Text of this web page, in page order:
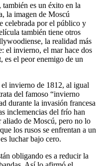
es un éxito en la
la imagen de Moscú
celebrada por el público y
también tiene otros
la realidad más
el invierno, el mar hace dos
es el peor enemigo de un
invierno de 1812, al igual
del famoso “invierno
durante la invasión francesa
inclemencias del frío han
aliado de Moscú, pero no lo
los rusos se enfrentan a un
luchar bajo cero.
obligando es a reducir la